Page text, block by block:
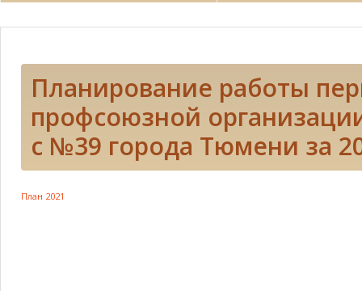
Планирование работы
профсоюзной
с №39 города Тюмени за
План 2021